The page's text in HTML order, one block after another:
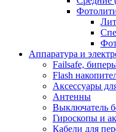
Аппаратура и
Failsafe,
Flash
Аксессуары
Антенны
Выключатель
Гироскопы и
Кабели для